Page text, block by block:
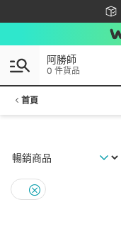
阿勝師
0 件貨品
首頁